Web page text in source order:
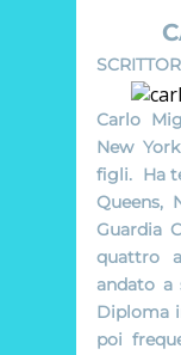
Carlo
New
figli. Ha
Queens,
Guardia
quattro
andato a
Diploma
poi